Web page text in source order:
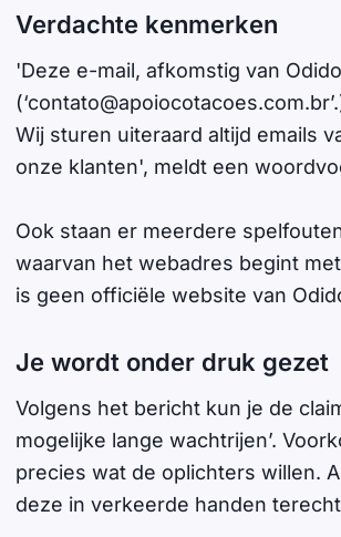
Verdachte kenmerken
'Deze e-mail, afkomstig van
(‘contato@apoiocotacoes.com.br
Wij sturen uiteraard altijd emails
onze klanten', meldt een
Ook staan er meerdere
waarvan het webadres begint
is geen officiële website van
Je wordt onder druk gezet
Volgens het bericht kun je de
mogelijke lange wachtrijen’.
precies wat de oplichters willen.
deze in verkeerde handen